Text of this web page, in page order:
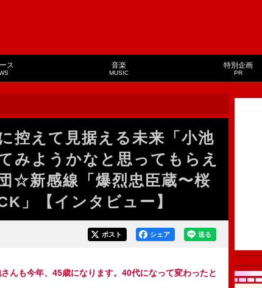
ス 音楽
MUSIC
特別企画
PR
控えて見据える未来「小池
みようかなと思ってもらえ
☆新感線「爆烈忠臣蔵〜桜
」【インタビュー】
送る
シェア
ポスト
んも今年、45歳になります。40代になって変わったと